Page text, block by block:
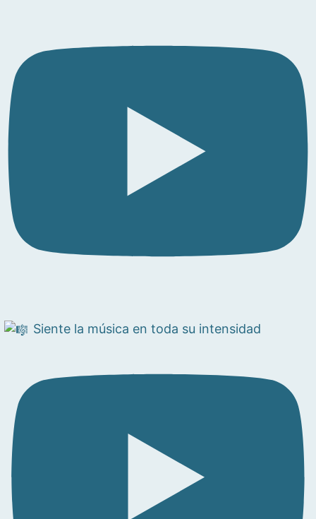
Siente la música en toda su intensidad